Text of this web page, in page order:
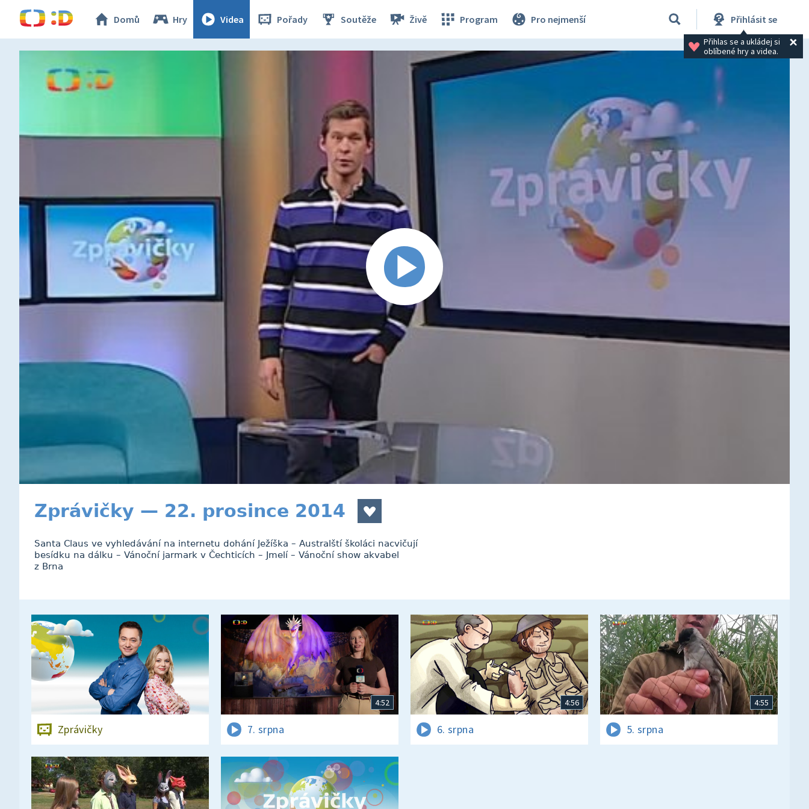
Domů Hry Videa Pořady Soutěže Živě Program Pro nejmenší Přihlásit se
Přihlas se a ukládej si
oblíbené hry a videa.
Zprávičky — 22. prosince 2014
Santa Claus ve vyhledávání na internetu dohání Ježíška – Australští školáci nacvičují
besídku na dálku – Vánoční jarmark v Čechticích – Jmelí – Vánoční show akvabel
z Brna
Zprávičky
4:52
7. srpna
4:56
6. srpna
4:55
5. srpna